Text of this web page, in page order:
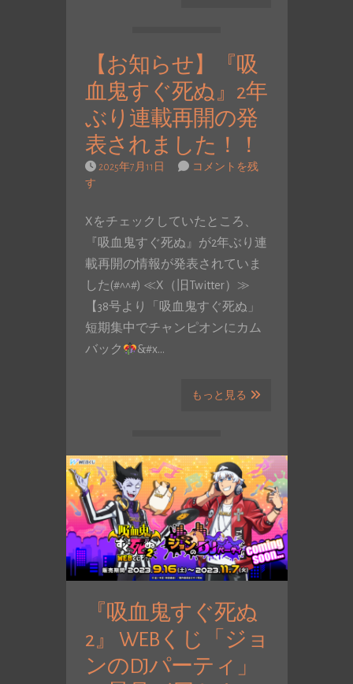
【お知らせ】『吸
血鬼すぐ死ぬ』2年
ぶり連載再開の発
表されました！！
2025年7月11日
コメントを残
す
Xをチェックしていたところ、
『吸血鬼すぐ死ぬ』が2年ぶり連
載再開の情報が発表されていま
した(#^^#) ≪X（旧Twitter）≫
【38号より「吸血鬼すぐ死ぬ」
短期集中でチャンピオンにカム
バック
&#x…
もっと見る
『吸血鬼すぐ死ぬ
2』 WEBくじ「ジョ
ンのDJパーティ」